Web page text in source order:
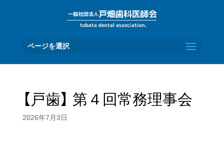
ページを選択
【戸歯】 第４回常務理事会
2026年7月3日